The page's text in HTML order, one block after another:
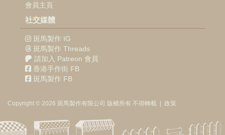
會員主頁
社交媒體
斑馬製作 IG
斑馬製作 Threads
請加入 Patreon 會員
香港手作街 FB
斑馬製作 FB
Copyright © 2026 斑馬製作有限公司 版權所有 不得轉載 | 政策